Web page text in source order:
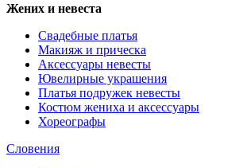
Жених и невеста
Свадебные платья
Макияж и прическа
Аксессуары невесты
Ювелирные украшения
Платья подружек невесты
Костюм жениха и аксессуары
Хореографы
Словения